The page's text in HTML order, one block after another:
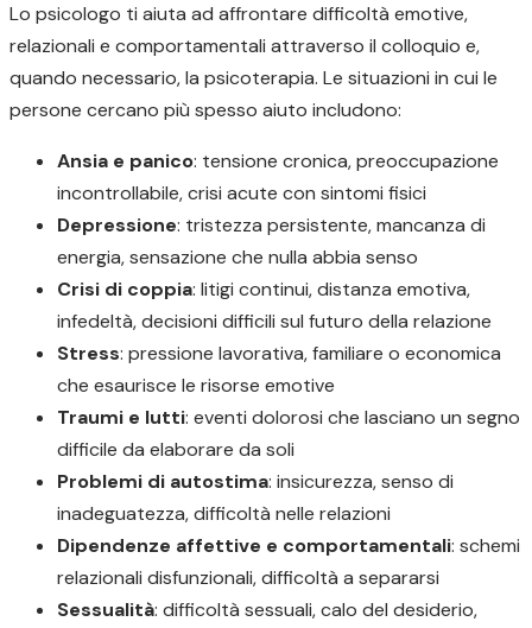
Lo psicologo ti aiuta ad affrontare difficoltà emotive,
relazionali e comportamentali attraverso il colloquio e,
quando necessario, la psicoterapia. Le situazioni in cui le
persone cercano più spesso aiuto includono:
Ansia e panico: tensione cronica, preoccupazione
incontrollabile, crisi acute con sintomi fisici
Depressione: tristezza persistente, mancanza di
energia, sensazione che nulla abbia senso
Crisi di coppia: litigi continui, distanza emotiva,
infedeltà, decisioni difficili sul futuro della relazione
Stress: pressione lavorativa, familiare o economica
che esaurisce le risorse emotive
Traumi e lutti: eventi dolorosi che lasciano un segno
difficile da elaborare da soli
Problemi di autostima: insicurezza, senso di
inadeguatezza, difficoltà nelle relazioni
Dipendenze affettive e comportamentali: schemi
relazionali disfunzionali, difficoltà a separarsi
Sessualità: difficoltà sessuali, calo del desiderio,